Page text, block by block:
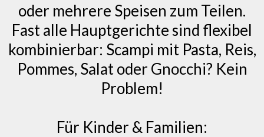
oder mehrere Speisen zum Teilen.
Fast alle Hauptgerichte sind flexibel
kombinierbar: Scampi mit Pasta, Reis,
Pommes, Salat oder Gnocchi? Kein
Problem!
Für Kinder & Familien: